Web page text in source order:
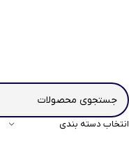
انتخاب دسته بندی